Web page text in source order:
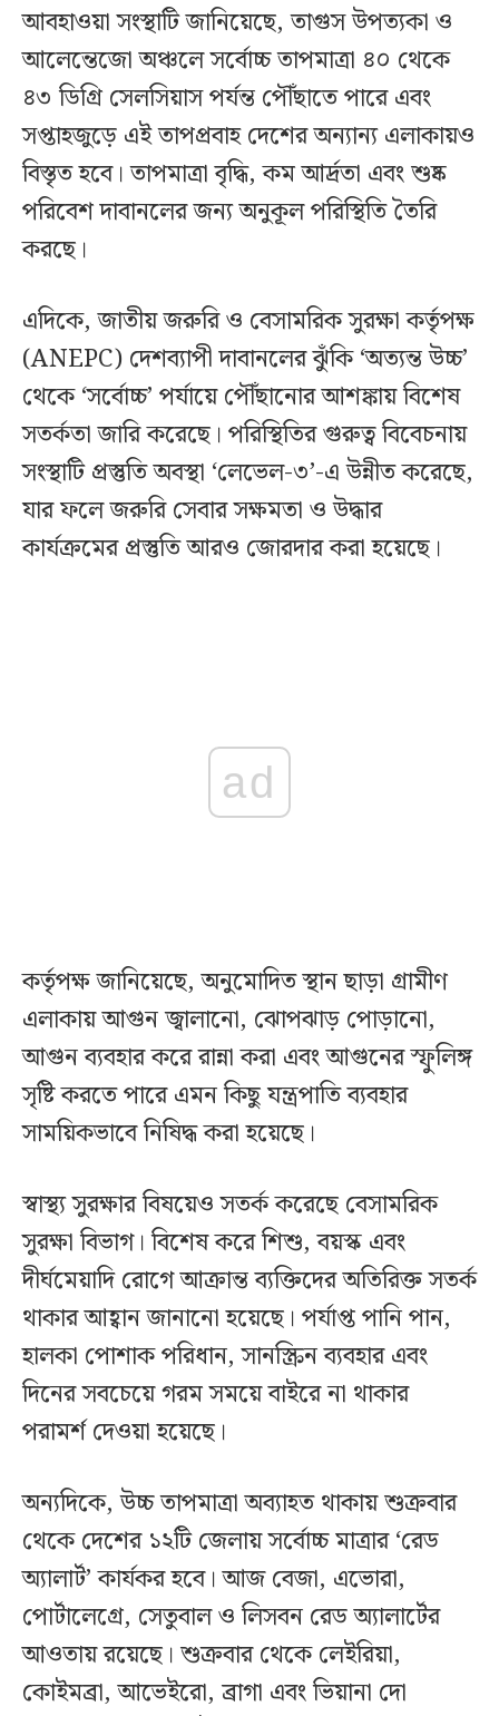
আবহাওয়া সংস্থাটি জানিয়েছে, তাগুস উপত্যকা ও
আলেন্তেজো অঞ্চলে সর্বোচ্চ তাপমাত্রা ৪০ থেকে
৪৩ ডিগ্রি সেলসিয়াস পর্যন্ত পৌঁছাতে পারে এবং
সপ্তাহজুড়ে এই তাপপ্রবাহ দেশের অন্যান্য এলাকায়ও
বিস্তৃত হবে। তাপমাত্রা বৃদ্ধি, কম আর্দ্রতা এবং শুষ্ক
পরিবেশ দাবানলের জন্য অনুকূল পরিস্থিতি তৈরি
করছে।
এদিকে, জাতীয় জরুরি ও বেসামরিক সুরক্ষা কর্তৃপক্ষ
(ANEPC) দেশব্যাপী দাবানলের ঝুঁকি ‘অত্যন্ত উচ্চ’
থেকে ‘সর্বোচ্চ’ পর্যায়ে পৌঁছানোর আশঙ্কায় বিশেষ
সতর্কতা জারি করেছে। পরিস্থিতির গুরুত্ব বিবেচনায়
সংস্থাটি প্রস্তুতি অবস্থা ‘লেভেল-৩’-এ উন্নীত করেছে,
যার ফলে জরুরি সেবার সক্ষমতা ও উদ্ধার
কার্যক্রমের প্রস্তুতি আরও জোরদার করা হয়েছে।
ad
কর্তৃপক্ষ জানিয়েছে, অনুমোদিত স্থান ছাড়া গ্রামীণ
এলাকায় আগুন জ্বালানো, ঝোপঝাড় পোড়ানো,
আগুন ব্যবহার করে রান্না করা এবং আগুনের স্ফুলিঙ্গ
সৃষ্টি করতে পারে এমন কিছু যন্ত্রপাতি ব্যবহার
সাময়িকভাবে নিষিদ্ধ করা হয়েছে।
স্বাস্থ্য সুরক্ষার বিষয়েও সতর্ক করেছে বেসামরিক
সুরক্ষা বিভাগ। বিশেষ করে শিশু, বয়স্ক এবং
দীর্ঘমেয়াদি রোগে আক্রান্ত ব্যক্তিদের অতিরিক্ত সতর্ক
থাকার আহ্বান জানানো হয়েছে। পর্যাপ্ত পানি পান,
হালকা পোশাক পরিধান, সানস্ক্রিন ব্যবহার এবং
দিনের সবচেয়ে গরম সময়ে বাইরে না থাকার
পরামর্শ দেওয়া হয়েছে।
অন্যদিকে, উচ্চ তাপমাত্রা অব্যাহত থাকায় শুক্রবার
থেকে দেশের ১২টি জেলায় সর্বোচ্চ মাত্রার ‘রেড
অ্যালার্ট’ কার্যকর হবে। আজ বেজা, এভোরা,
পোর্টালেগ্রে, সেতুবাল ও লিসবন রেড অ্যালার্টের
আওতায় রয়েছে। শুক্রবার থেকে লেইরিয়া,
কোইমব্রা, আভেইরো, ব্রাগা এবং ভিয়ানা দো